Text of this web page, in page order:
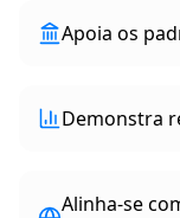
Apoia os
Demonstra
Alinha-se